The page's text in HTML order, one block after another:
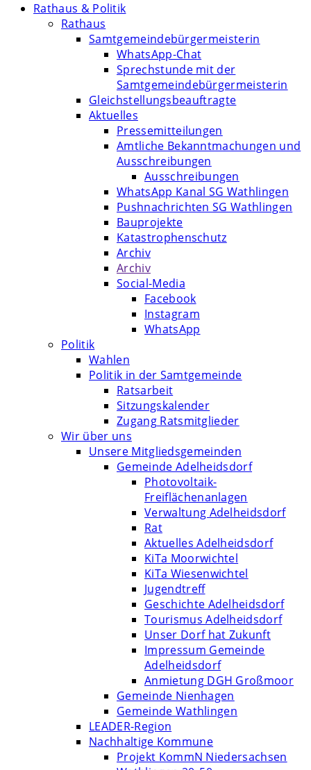
Rathaus & Politik
Rathaus
Samtgemeindebürgermeisterin
WhatsApp-Chat
Sprechstunde mit der
Samtgemeindebürgermeisterin
Gleichstellungsbeauftragte
Aktuelles
Pressemitteilungen
Amtliche Bekanntmachungen und
Ausschreibungen
Ausschreibungen
WhatsApp Kanal SG Wathlingen
Pushnachrichten SG Wathlingen
Bauprojekte
Katastrophenschutz
Archiv
Archiv
Social-Media
Facebook
Instagram
WhatsApp
Politik
Wahlen
Politik in der Samtgemeinde
Ratsarbeit
Sitzungskalender
Zugang Ratsmitglieder
Wir über uns
Unsere Mitgliedsgemeinden
Gemeinde Adelheidsdorf
Photovoltaik-
Freiflächenanlagen
Verwaltung Adelheidsdorf
Rat
Aktuelles Adelheidsdorf
KiTa Moorwichtel
KiTa Wiesenwichtel
Jugendtreff
Geschichte Adelheidsdorf
Tourismus Adelheidsdorf
Unser Dorf hat Zukunft
Impressum Gemeinde
Adelheidsdorf
Anmietung DGH Großmoor
Gemeinde Nienhagen
Gemeinde Wathlingen
LEADER-Region
Nachhaltige Kommune
Projekt KommN Niedersachsen